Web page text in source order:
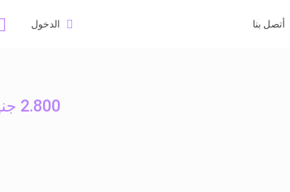
الدخول أتصل بنا
2.800 جنيه per night